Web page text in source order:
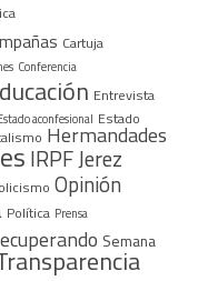
Cartuja
Conferencia
Entrevista
aconfesional Estado
Hermandades
IRPFJerez
Opinión
Política Prensa
Semana